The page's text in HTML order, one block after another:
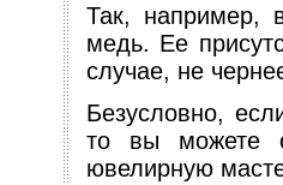
Так, например,
медь. Ее
случае, не
Безусловно,
то вы можете
ювелирную